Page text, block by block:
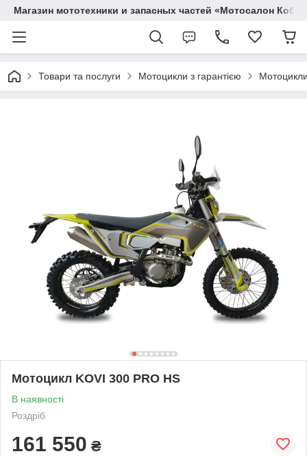
Магазин мототехники и запасных частей «Мотосалон
Товари та послуги Мотоцикли з гарантією
Мотоцикл KOVI 300 PRO HS
В наявності
Роздріб
161 550 ₴